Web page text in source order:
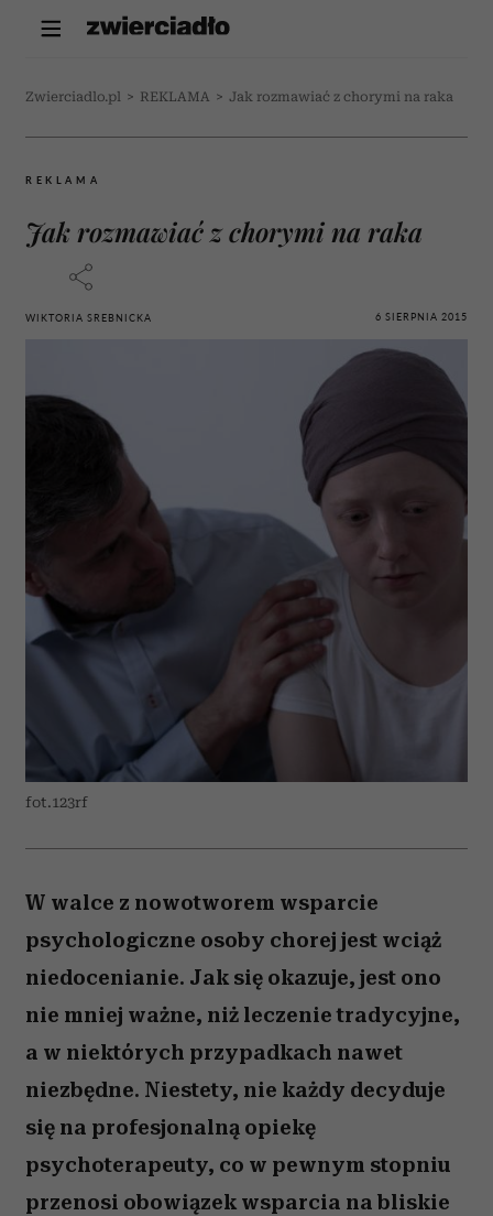
Zwierciadlo.pl > REKLAMA > Jak rozmawiać z chorymi na raka
REKLAMA
Jak rozmawiać z chorymi na raka
WIKTORIA SREBNICKA 6 SIERPNIA 2015
fot.123rf
W walce z nowotworem wsparcie
psychologiczne osoby chorej jest wciąż
niedocenianie. Jak się okazuje, jest ono
nie mniej ważne, niż leczenie tradycyjne,
a w niektórych przypadkach nawet
niezbędne. Niestety, nie każdy decyduje
się na profesjonalną opiekę
psychoterapeuty, co w pewnym stopniu
przenosi obowiązek wsparcia na bliskie